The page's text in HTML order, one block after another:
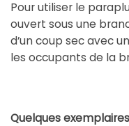
Pour utiliser le
ouvert sous une
d’un coup sec avec
les occupants de la
Quelques